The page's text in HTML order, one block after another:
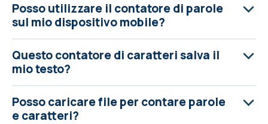
Posso utilizzare il contatore di parole
sul mio dispositivo mobile?
Questo contatore di caratteri salva il
mio testo?
Posso caricare file per contare parole
e caratteri?